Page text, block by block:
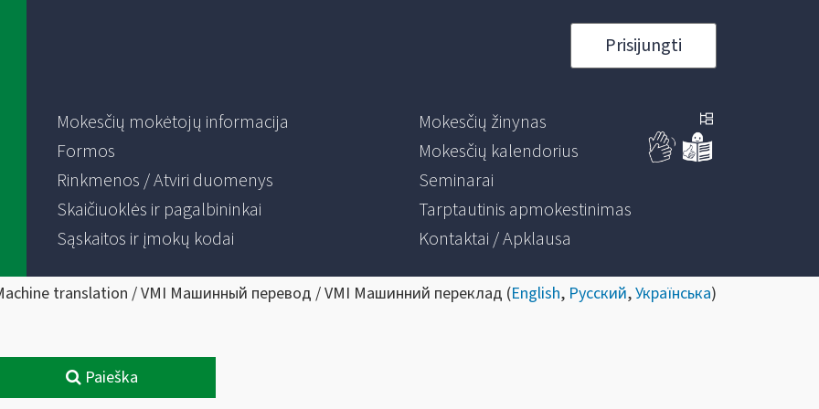
Prisijungti
Mokesčių mokėtojų informacija
Formos
Rinkmenos / Atviri duomenys
Skaičiuoklės ir pagalbininkai
Sąskaitos ir įmokų kodai
Mokesčių žinynas
Mokesčių kalendorius
Seminarai
Tarptautinis apmokestinimas
Kontaktai / Apklausa
translation / VMI Машинный перевод / VMI Машинний переклад (English, Русский,Українська)
Paieška